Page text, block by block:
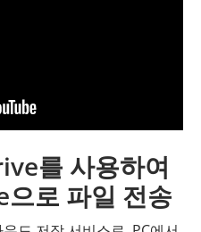
를 사용하여
로 파일 전송